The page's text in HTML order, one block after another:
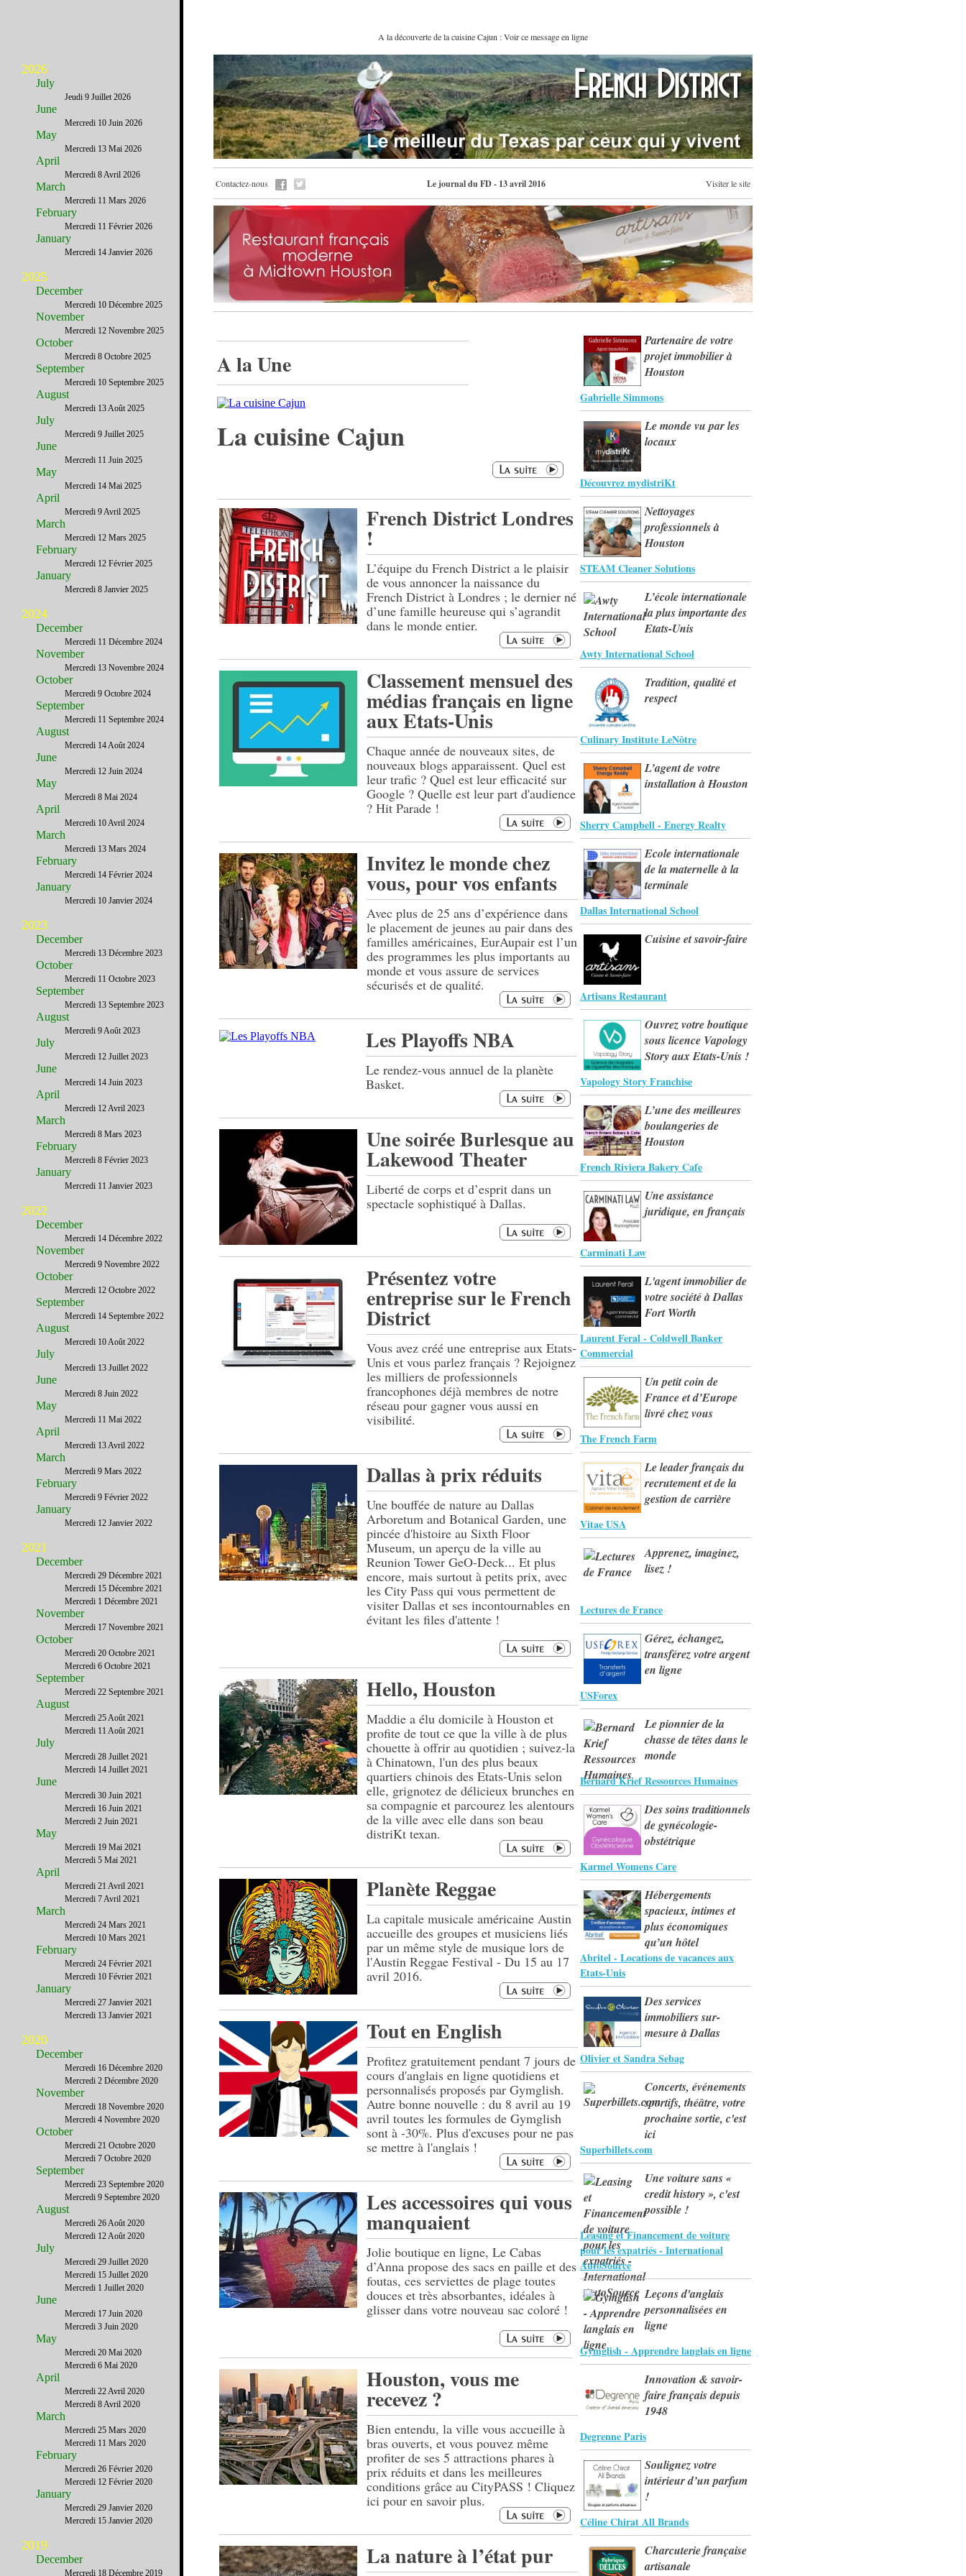
A la découverte de la cuisine Cajun : Voir ce message en ligne
Contactez-nous Le journal du FD - 13 avril 2016 Visiter le site
A la Une
La cuisine Cajun
French District Londres
!
L’équipe du French District a le plaisir
de vous annoncer la naissance du
French District à Londres ; le dernier né
d’une famille heureuse qui s’agrandit
dans le monde entier.
Classement mensuel des
médias français en ligne
aux Etats-Unis
Chaque année de nouveaux sites, de
nouveaux blogs apparaissent. Quel est
leur trafic ? Quel est leur efficacité sur
Google ? Quelle est leur part d'audience
? Hit Parade !
Invitez le monde chez
vous, pour vos enfants
Avec plus de 25 ans d’expérience dans
le placement de jeunes au pair dans des
familles américaines, EurAupair est l’un
des programmes les plus importants au
monde et vous assure de services
sécurisés et de qualité.
Les Playoffs NBA
Le rendez-vous annuel de la planète
Basket.
Une soirée Burlesque au
Lakewood Theater
Liberté de corps et d’esprit dans un
spectacle sophistiqué à Dallas.
Présentez votre
entreprise sur le French
District
Vous avez créé une entreprise aux Etats-
Unis et vous parlez français ? Rejoignez
les milliers de professionnels
francophones déjà membres de notre
réseau pour gagner vous aussi en
visibilité.
Dallas à prix réduits
Une bouffée de nature au Dallas
Arboretum and Botanical Garden, une
pincée d'histoire au Sixth Floor
Museum, un aperçu de la ville au
Reunion Tower GeO-Deck... Et plus
encore, mais surtout à petits prix, avec
les City Pass qui vous permettent de
visiter Dallas et ses incontournables en
évitant les files d'attente !
Hello, Houston
Maddie a élu domicile à Houston et
profite de tout ce que la ville à de plus
chouette à offrir au quotidien ; suivez-la
à Chinatown, l'un des plus beaux
quartiers chinois des Etats-Unis selon
elle, grignotez de délicieux brunches en
sa compagnie et parcourez les alentours
de la ville avec elle dans son beau
distriKt texan.
Planète Reggae
La capitale musicale américaine Austin
accueille des groupes et musiciens liés
par un même style de musique lors de
l'Austin Reggae Festival - Du 15 au 17
avril 2016.
Tout en English
Profitez gratuitement pendant 7 jours de
cours d'anglais en ligne quotidiens et
personnalisés proposés par Gymglish.
Autre bonne nouvelle : du 8 avril au 19
avril toutes les formules de Gymglish
sont à -30%. Plus d'excuses pour ne pas
se mettre à l'anglais !
Les accessoires qui vous
manquaient
Jolie boutique en ligne, Le Cabas
d’Anna propose des sacs en paille et des
foutas, ces serviettes de plage toutes
douces et très absorbantes, idéales à
glisser dans votre nouveau sac coloré !
Houston, vous me
recevez ?
Bien entendu, la ville vous accueille à
bras ouverts, et vous pouvez même
profiter de ses 5 attractions phares à
prix réduits et dans les meilleures
conditions grâce au CityPASS ! Cliquez
ici pour en savoir plus.
La nature à l’état pur
Partenaire de votre
projet immobilier à
Houston
Gabrielle Simmons
Le monde vu par les
locaux
Découvrez mydistriKt
Nettoyages
professionnels à
Houston
STEAM Cleaner Solutions
L’école internationale
la plus importante des
Etats-Unis
Awty International School
Tradition, qualité et
respect
Culinary Institute LeNôtre
L’agent de votre
installation à Houston
Sherry Campbell - Energy Realty
Ecole internationale
de la maternelle à la
terminale
Dallas International School
Cuisine et savoir-faire
Artisans Restaurant
Ouvrez votre boutique
sous licence Vapology
Story aux Etats-Unis !
Vapology Story Franchise
L’une des meilleures
boulangeries de
Houston
French Riviera Bakery Cafe
Une assistance
juridique, en français
Carminati Law
L'agent immobilier de
votre société à Dallas
Fort Worth
Laurent Feral - Coldwell Banker
Commercial
Un petit coin de
France et d’Europe
livré chez vous
The French Farm
Le leader français du
recrutement et de la
gestion de carrière
Vitae USA
Apprenez, imaginez,
lisez !
Lectures de France
Gérez, échangez,
transférez votre argent
en ligne
USForex
Le pionnier de la
chasse de têtes dans le
monde
Bernard Krief Ressources Humaines
Des soins traditionnels
de gynécologie-
obstétrique
Karmel Womens Care
Hébergements
spacieux, intimes et
plus économiques
qu’un hôtel
Abritel - Locations de vacances aux
Etats-Unis
Des services
immobiliers sur-
mesure à Dallas
Olivier et Sandra Sebag
Concerts, événements
sportifs, théâtre, votre
prochaine sortie, c'est
ici
Superbillets.com
Une voiture sans «
credit history », c'est
possible !
Leasing et Financement de voiture
pour les expatriés - International
AutoSource
Leçons d'anglais
personnalisées en
ligne
Gymglish - Apprendre langlais en ligne
Innovation & savoir-
faire français depuis
1948
Degrenne Paris
Soulignez votre
intérieur d’un parfum
!
Céline Chirat All Brands
Charcuterie française
artisanale
2026
July
Jeudi 9 Juillet 2026
June
Mercredi 10 Juin 2026
May
Mercredi 13 Mai 2026
April
Mercredi 8 Avril 2026
March
Mercredi 11 Mars 2026
February
Mercredi 11 Février 2026
January
Mercredi 14 Janvier 2026
2025
December
Mercredi 10 Décembre 2025
November
Mercredi 12 Novembre 2025
October
Mercredi 8 Octobre 2025
September
Mercredi 10 Septembre 2025
August
Mercredi 13 Août 2025
July
Mercredi 9 Juillet 2025
June
Mercredi 11 Juin 2025
May
Mercredi 14 Mai 2025
April
Mercredi 9 Avril 2025
March
Mercredi 12 Mars 2025
February
Mercredi 12 Février 2025
January
Mercredi 8 Janvier 2025
2024
December
Mercredi 11 Décembre 2024
November
Mercredi 13 Novembre 2024
October
Mercredi 9 Octobre 2024
September
Mercredi 11 Septembre 2024
August
Mercredi 14 Août 2024
June
Mercredi 12 Juin 2024
May
Mercredi 8 Mai 2024
April
Mercredi 10 Avril 2024
March
Mercredi 13 Mars 2024
February
Mercredi 14 Février 2024
January
Mercredi 10 Janvier 2024
2023
December
Mercredi 13 Décembre 2023
October
Mercredi 11 Octobre 2023
September
Mercredi 13 Septembre 2023
August
Mercredi 9 Août 2023
July
Mercredi 12 Juillet 2023
June
Mercredi 14 Juin 2023
April
Mercredi 12 Avril 2023
March
Mercredi 8 Mars 2023
February
Mercredi 8 Février 2023
January
Mercredi 11 Janvier 2023
2022
December
Mercredi 14 Décembre 2022
November
Mercredi 9 Novembre 2022
October
Mercredi 12 Octobre 2022
September
Mercredi 14 Septembre 2022
August
Mercredi 10 Août 2022
July
Mercredi 13 Juillet 2022
June
Mercredi 8 Juin 2022
May
Mercredi 11 Mai 2022
April
Mercredi 13 Avril 2022
March
Mercredi 9 Mars 2022
February
Mercredi 9 Février 2022
January
Mercredi 12 Janvier 2022
2021
December
Mercredi 29 Décembre 2021
Mercredi 15 Décembre 2021
Mercredi 1 Décembre 2021
November
Mercredi 17 Novembre 2021
October
Mercredi 20 Octobre 2021
Mercredi 6 Octobre 2021
September
Mercredi 22 Septembre 2021
August
Mercredi 25 Août 2021
Mercredi 11 Août 2021
July
Mercredi 28 Juillet 2021
Mercredi 14 Juillet 2021
June
Mercredi 30 Juin 2021
Mercredi 16 Juin 2021
Mercredi 2 Juin 2021
May
Mercredi 19 Mai 2021
Mercredi 5 Mai 2021
April
Mercredi 21 Avril 2021
Mercredi 7 Avril 2021
March
Mercredi 24 Mars 2021
Mercredi 10 Mars 2021
February
Mercredi 24 Février 2021
Mercredi 10 Février 2021
January
Mercredi 27 Janvier 2021
Mercredi 13 Janvier 2021
2020
December
Mercredi 16 Décembre 2020
Mercredi 2 Décembre 2020
November
Mercredi 18 Novembre 2020
Mercredi 4 Novembre 2020
October
Mercredi 21 Octobre 2020
Mercredi 7 Octobre 2020
September
Mercredi 23 Septembre 2020
Mercredi 9 Septembre 2020
August
Mercredi 26 Août 2020
Mercredi 12 Août 2020
July
Mercredi 29 Juillet 2020
Mercredi 15 Juillet 2020
Mercredi 1 Juillet 2020
June
Mercredi 17 Juin 2020
Mercredi 3 Juin 2020
May
Mercredi 20 Mai 2020
Mercredi 6 Mai 2020
April
Mercredi 22 Avril 2020
Mercredi 8 Avril 2020
March
Mercredi 25 Mars 2020
Mercredi 11 Mars 2020
February
Mercredi 26 Février 2020
Mercredi 12 Février 2020
January
Mercredi 29 Janvier 2020
Mercredi 15 Janvier 2020
2019
December
Mercredi 18 Décembre 2019